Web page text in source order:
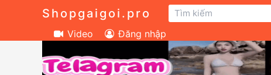
Shopgaigoi.pro
Video Đăng nhập